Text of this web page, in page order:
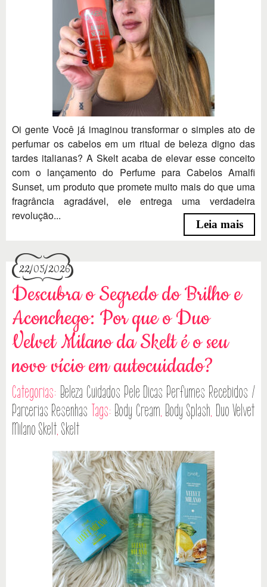
Oi gente Você já imaginou transformar o simples ato de
perfumar os cabelos em um ritual de beleza digno das
tardes italianas? A Skelt acaba de elevar esse conceito
com o lançamento do Perfume para Cabelos Amalfi
Sunset, um produto que promete muito mais do que uma
fragrância agradável, ele entrega uma verdadeira
revolução...
Leia mais
22/05/2026
Descubra o Segredo do Brilho e
Aconchego: Por que o Duo
Velvet Milano da Skelt é o seu
novo vício em autocuidado?
Categorias: Beleza Cuidados Pele Dicas Perfumes Recebidos /
Parcerias Resenhas Tags: Body Cream, Body Splash, Duo Velvet
Milano Skelt, Skelt